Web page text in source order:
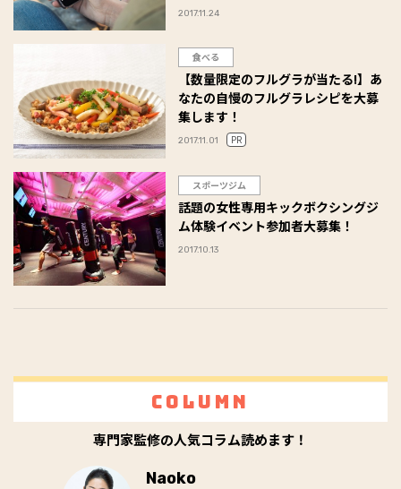
2017.11.24
食べる
【数量限定のフルグラが当たる!】あ
なたの自慢のフルグラレシピを大募
集します！
2017.11.01 PR
スポーツジム
話題の女性専用キックボクシングジ
ム体験イベント参加者大募集！
2017.10.13
Column
専門家監修の人気コラム読めます！
Naoko